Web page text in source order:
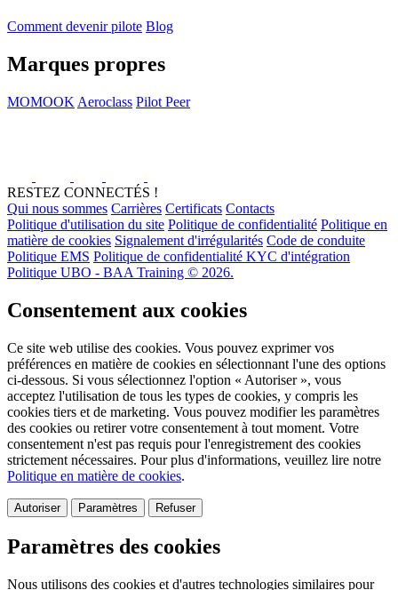
Comment devenir pilote Blog
Marques propres
MOMOOK Aeroclass Pilot Peer
RESTEZ CONNECTÉS !
Qui nous sommes Carrières Certificats Contacts
Politique d'utilisation du site Politique de confidentialité Politique en
matière de cookies Signalement d'irrégularités Code de conduite
Politique EMS Politique de confidentialité KYC d'intégration
Politique UBO - BAA Training © 2026.
Consentement aux cookies
Ce site web utilise des cookies. Vous pouvez exprimer vos
préférences en matière de cookies en sélectionnant l'une des options
ci-dessous. Si vous sélectionnez l'option « Autoriser », vous
acceptez l'utilisation de tous les types de cookies, y compris les
cookies tiers et de marketing. Vous pouvez modifier les paramètres
des cookies ou retirer votre consentement à tout moment. Votre
consentement n'est pas requis pour l'enregistrement des cookies
strictement nécessaires. Pour plus d'informations, veuillez lire notre
Politique en matière de cookies.
Autoriser Paramètres Refuser
Paramètres des cookies
Nous utilisons des cookies et d'autres technologies similaires pour